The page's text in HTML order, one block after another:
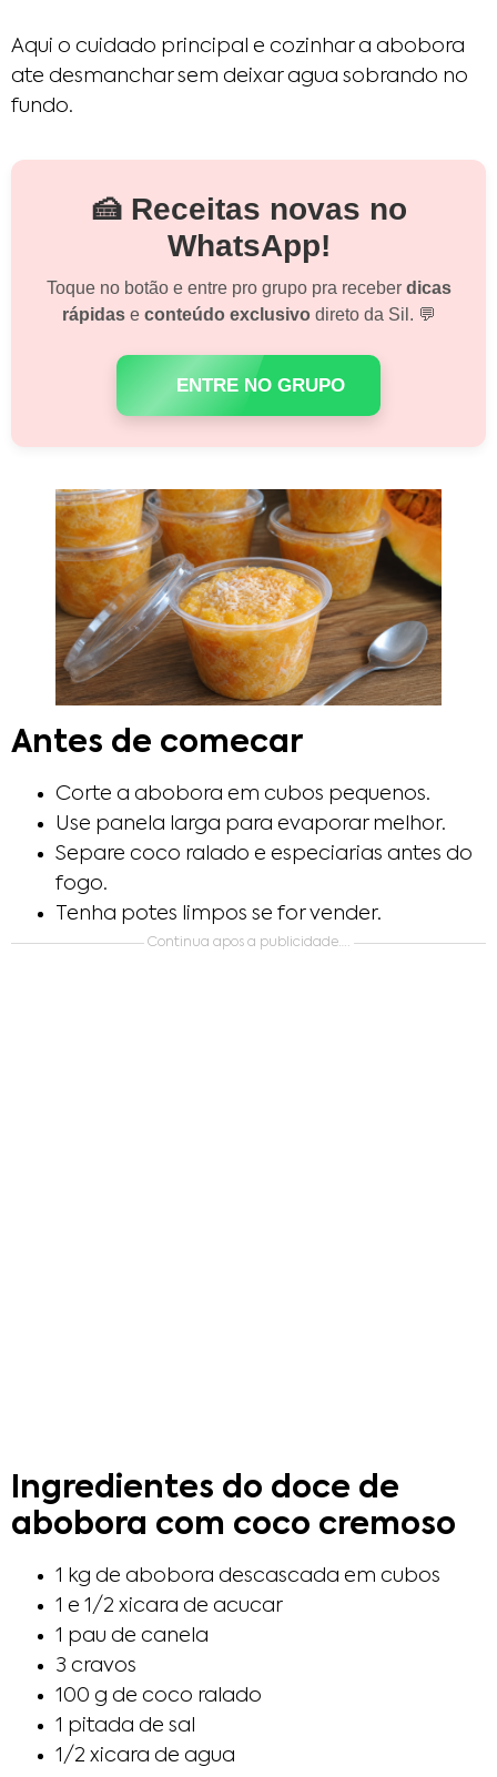
Aqui o cuidado principal e cozinhar a abobora
ate desmanchar sem deixar agua sobrando no
fundo.
🍰 Receitas novas no
WhatsApp!
Toque no botão e entre pro grupo pra receber dicas
rápidase conteúdo exclusivodireto da Sil. 💬
ENTRE NO GRUPO
Antes de comecar
Corte a abobora em cubos pequenos.
Use panela larga para evaporar melhor.
Separe coco ralado e especiarias antes do
fogo.
Tenha potes limpos se for vender.
Continua apos a publicidade….
Ingredientes do doce de
abobora com coco cremoso
1 kg de abobora descascada em cubos
1 e 1/2 xicara de acucar
1 pau de canela
3 cravos
100 g de coco ralado
1 pitada de sal
1/2 xicara de agua